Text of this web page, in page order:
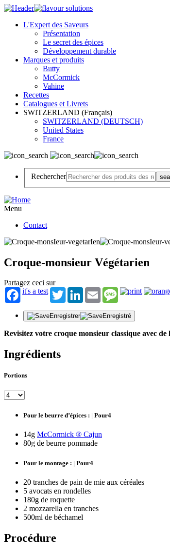
L'Expert des Saveurs
Présentation
Le secret des épices
Développement durable
Marques et produits
Butty
McCormick
Vahine
Recettes
Catalogues et Livrets
SWITZERLAND (Français)
SWITZERLAND (DEUTSCH)
United States
France
Rechercher
Menu
Contact
Croque-monsieur Végétarien
Partagez ceci sur
it's a test
TwitterLinkedInEmail Message
Enregistrer Enregistré
Revisitez votre croque monsieur classique avec
Ingrédients
Portions
Pour le beurre d’épices : | Pour4
14g McCormick ® Cajun
80g de beurre pommade
Pour le montage : | Pour4
20 tranches de pain de mie aux céréales
5 avocats en rondelles
180g de roquette
2 mozzarella en tranches
500ml de béchamel
Procédure